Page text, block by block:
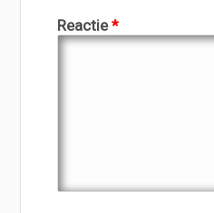
Reactie*